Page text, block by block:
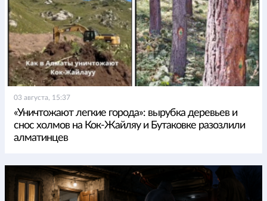
03 августа, 15:37
«Уничтожают легкие города»: вырубка деревьев и
снос холмов на Кок-Жайляу и Бутаковке разозлили
алматинцев